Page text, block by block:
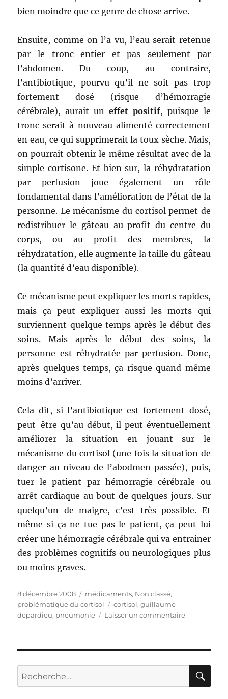
bien moindre que ce genre de chose arrive.
Ensuite, comme on l’a vu, l’eau serait retenue
par le tronc entier et pas seulement par
l’abdomen. Du coup, au contraire,
l’antibiotique, pourvu qu’il ne soit pas trop
fortement dosé (risque d’hémorragie
cérébrale), aurait un effet positif, puisque le
tronc serait à nouveau alimenté correctement
en eau, ce qui supprimerait la toux sèche. Mais,
on pourrait obtenir le même résultat avec de la
simple cortisone. Et bien sur, la réhydratation
par perfusion joue également un rôle
fondamental dans l’amélioration de l’état de la
personne. Le mécanisme du cortisol permet de
redistribuer le gâteau au profit du centre du
corps, ou au profit des membres, la
réhydratation, elle augmente la taille du gâteau
(la quantité d’eau disponible).
Ce mécanisme peut expliquer les morts rapides,
mais ça peut expliquer aussi les morts qui
surviennent quelque temps après le début des
soins. Mais après le début des soins, la
personne est réhydratée par perfusion. Donc,
après quelques temps, ça risque quand même
moins d’arriver.
Cela dit, si l’antibiotique est fortement dosé,
peut-être qu’au début, il peut éventuellement
améliorer la situation en jouant sur le
mécanisme du cortisol (une fois la situation de
danger au niveau de l’abodmen passée), puis,
tuer le patient par hémorragie cérébrale ou
arrêt cardiaque au bout de quelques jours. Sur
quelqu’un de maigre, c’est très possible. Et
même si ça ne tue pas le patient, ça peut lui
créer une hémorragie cérébrale qui va entrainer
des problèmes cognitifs ou neurologiques plus
ou moins graves.
Publié
le
8 décembre 2008 Catégories
médicaments, Non classé,
problématique du cortisol
Étiquettes
cortisol,guillaume
depardieu, pneumonie Laisser un commentaire
sur
cause
des
Recherche
pour :